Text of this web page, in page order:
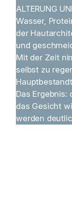
ALTERUNG
Wasser,
der
und
Mit der Zeit
selbst zu
Das Ergebnis:
das Gesicht
werden